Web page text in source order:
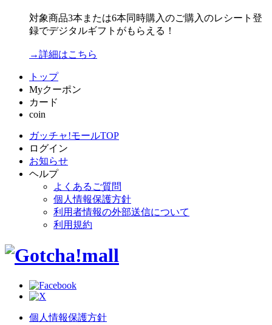
対象商品3本または6本同時購入のご購入のレシート登
録でデジタルギフトがもらえる！
→詳細はこちら
トップ
Myクーポン
カード
coin
ガッチャ!モールTOP
ログイン
お知らせ
ヘルプ
よくあるご質問
個人情報保護方針
利用者情報の外部送信について
利用規約
個人情報保護方針